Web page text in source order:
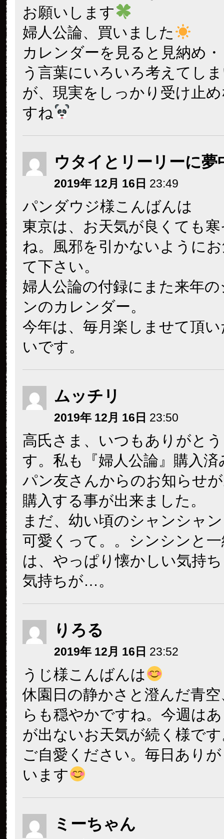
お願いします
婦人公論、買いました
カレンダーを見ると見納め
う言葉にいろいろ考えてし
が、現実をしっかり受け止
すね
ウタイとリーリーに夢
2019年 12月 16日 23:49
パンダウジ様こんばんは
東京は、お天気が良くても
ね。風邪を引かないように
て下さい。
婦人公論の付録にまた来年
ンのカレンダー。
今年は、毎月楽しませて頂
いです。
ムッチリ
2019年 12月 16日 23:50
高氏さま、いつもありがと
す。私も『婦人公論』購入済
パン友さんからのお知らせ
購入する事が出来ました。
まだ、幼い頃のシャンシャ
可愛くって。。シンシンと
は、やっぱり懐かしい気持
気持ちが…。
りろる
2019年 12月 16日 23:52
うじ様こんばんは
休園日の静かさと澄んだ青
らも穏やかですね。今週は
が出ないお天気が続く様で
ご自愛ください。毎日あり
います
ミーちゃん